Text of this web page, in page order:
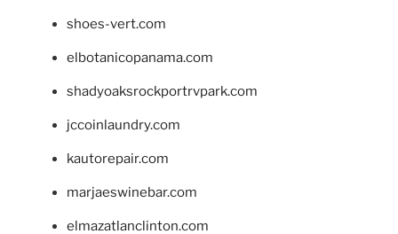
shoes-vert.com
elbotanicopanama.com
shadyoaksrockportrvpark.com
jccoinlaundry.com
kautorepair.com
marjaeswinebar.com
elmazatlanclinton.com